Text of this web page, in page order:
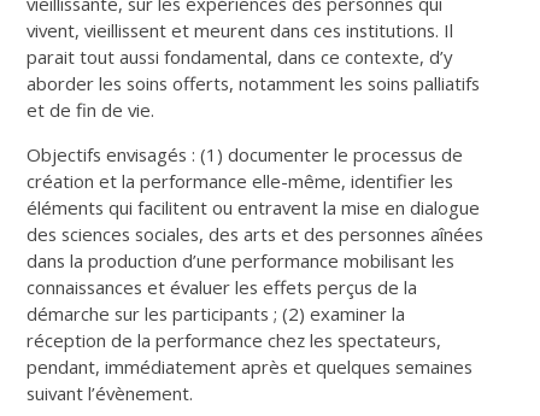
vivent, vieillissent et meurent dans ces institutions. Il
parait tout aussi fondamental, dans ce contexte, d’y
aborder les soins offerts, notamment les soins palliatifs
et de fin de vie.
Objectifs envisagés : (1) documenter le processus de
création et la performance elle-même, identifier les
éléments qui facilitent ou entravent la mise en dialogue
des sciences sociales, des arts et des personnes aînées
dans la production d’une performance mobilisant les
connaissances et évaluer les effets perçus de la
démarche sur les participants ; (2) examiner la
réception de la performance chez les spectateurs,
pendant, immédiatement après et quelques semaines
suivant l’évènement.